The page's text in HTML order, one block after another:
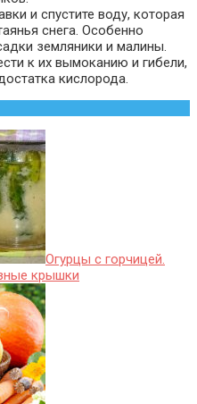
и спустите воду, которая
снега. Особенно
земляники и малины.
к их вымоканию и гибели,
кислорода.
Огурцы с горчицей.
крышки